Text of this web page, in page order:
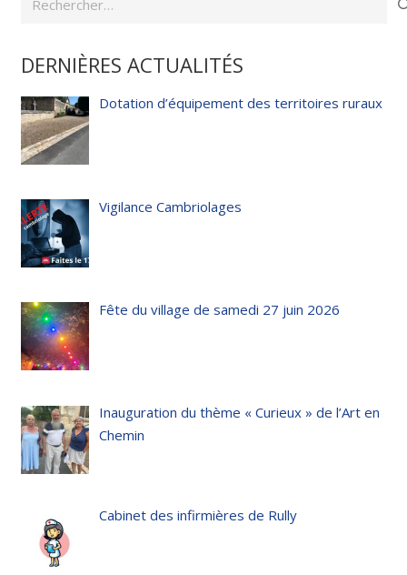
DERNIÈRES ACTUALITÉS
Dotation d’équipement des territoires ruraux
Vigilance Cambriolages
Fête du village de samedi 27 juin 2026
Inauguration du thème « Curieux » de l’Art en
Chemin
Cabinet des infirmières de Rully